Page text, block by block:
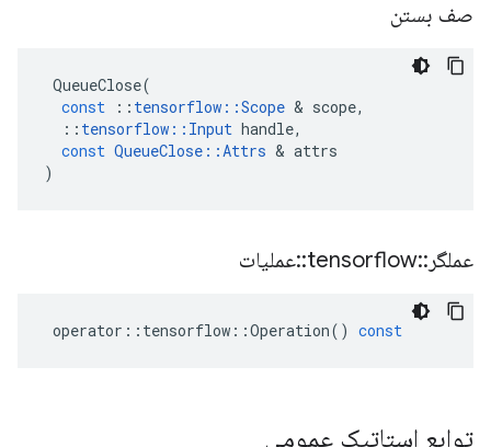
صف بستن
QueueClose(
const
:: tensorflow ::Scope & scope,
:: tensorflow :: Input handle,
const QueueClose ::Attrs & attrs
)
عملگر ::
tensorflow
::عملیات
operator :: tensorflow ::Operation() const
توابع استاتیک عمومی